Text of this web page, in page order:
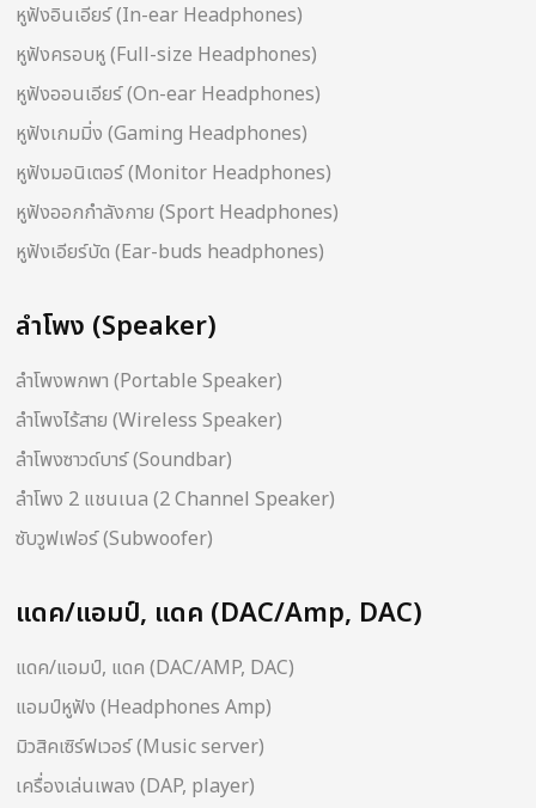
หูฟังอินเอียร์ (In-ear Headphones)
หูฟังครอบหู (Full-size Headphones)
หูฟังออนเอียร์ (On-ear Headphones)
หูฟังเกมมิ่ง (Gaming Headphones)
หูฟังมอนิเตอร์ (Monitor Headphones)
หูฟังออกกำลังกาย (Sport Headphones)
หูฟังเอียร์บัด (Ear-buds headphones)
ลำโพง (Speaker)
ลำโพงพกพา (Portable Speaker)
ลำโพงไร้สาย (Wireless Speaker)
ลำโพงซาวด์บาร์ (Soundbar)
ลำโพง 2 แชนเนล (2 Channel Speaker)
ซับวูฟเฟอร์ (Subwoofer)
แดค/แอมป์, แดค (DAC/Amp, DAC)
แดค/แอมป์, แดค (DAC/AMP, DAC)
แอมป์หูฟัง (Headphones Amp)
มิวสิคเซิร์ฟเวอร์ (Music server)
เครื่องเล่นเพลง (DAP, player)